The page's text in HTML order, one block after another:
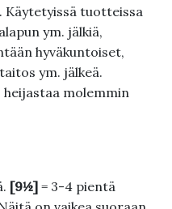
Käytetyissä tuotteissa
ym. jälkiä,
hyväkuntoiset,
ym. jälkeä.
heijastaa molemmin
[9½]= 3-4 pientä